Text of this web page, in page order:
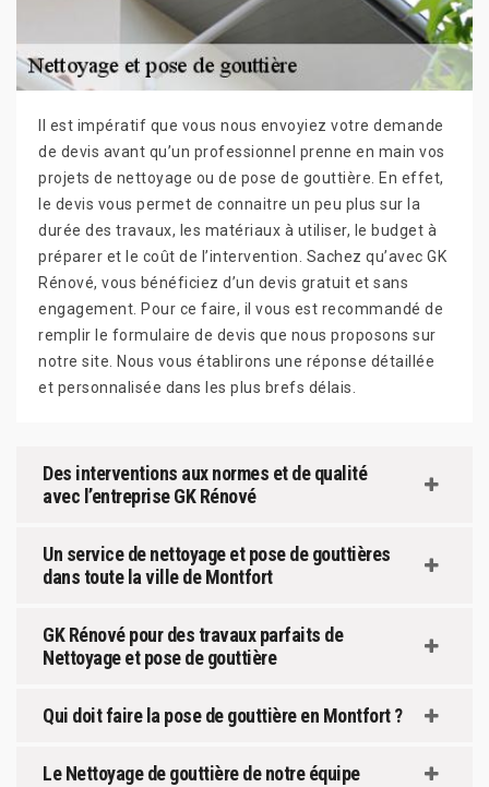
Il est impératif que vous nous envoyiez votre demande
de devis avant qu’un professionnel prenne en main vos
projets de nettoyage ou de pose de gouttière. En effet,
le devis vous permet de connaitre un peu plus sur la
durée des travaux, les matériaux à utiliser, le budget à
préparer et le coût de l’intervention. Sachez qu’avec GK
Rénové, vous bénéficiez d’un devis gratuit et sans
engagement. Pour ce faire, il vous est recommandé de
remplir le formulaire de devis que nous proposons sur
notre site. Nous vous établirons une réponse détaillée
et personnalisée dans les plus brefs délais.
Des interventions aux normes et de qualité
avec l’entreprise GK Rénové
Un service de nettoyage et pose de gouttières
dans toute la ville de Montfort
GK Rénové pour des travaux parfaits de
Nettoyage et pose de gouttière
Qui doit faire la pose de gouttière en Montfort ?
Le Nettoyage de gouttière de notre équipe